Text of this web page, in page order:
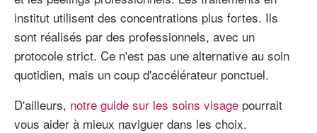
institut utilisent des concentrations plus fortes. Ils
sont réalisés par des professionnels, avec un
protocole strict. Ce n'est pas une alternative au soin
quotidien, mais un coup d'accélérateur ponctuel.
D'ailleurs, notre guide sur les soins visage pourrait
vous aider à mieux naviguer dans les choix.